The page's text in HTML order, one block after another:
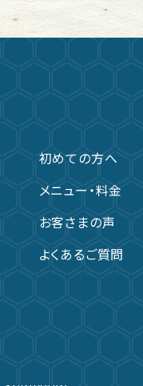
初めての方へ
メニュー・料金
お客さまの声
よくあるご質問